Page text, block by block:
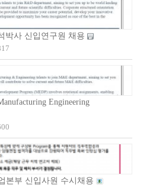
박사 신입연구원 채용
Engineering
본부 신입사원 수시채용